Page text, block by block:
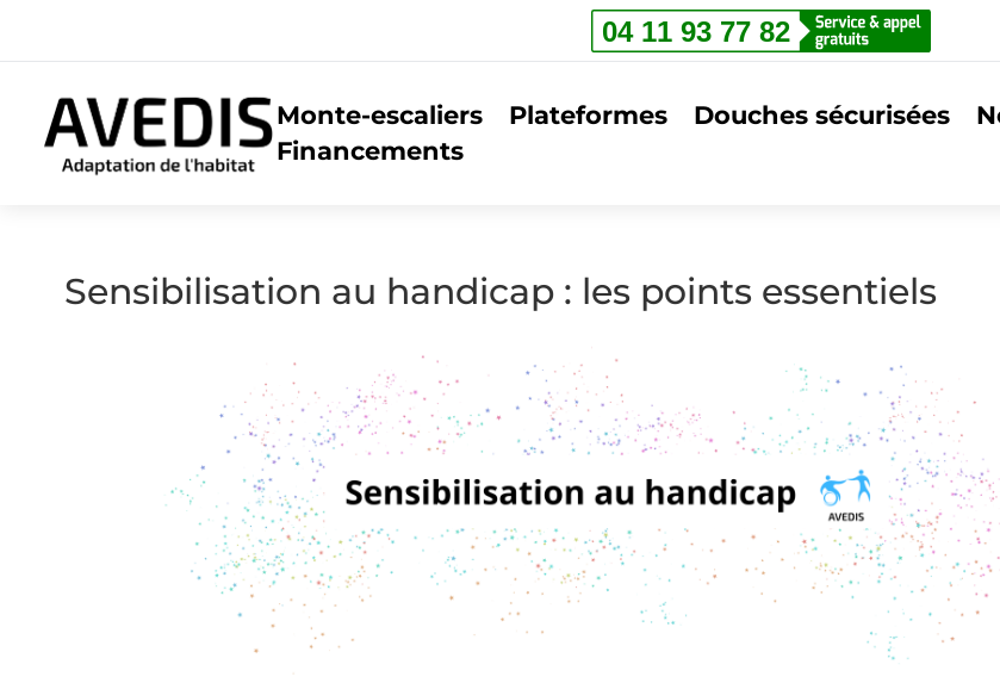
Monte-escaliers Plateformes Douches sécurisées
Financements
Sensibilisation au handicap : les points essentiels